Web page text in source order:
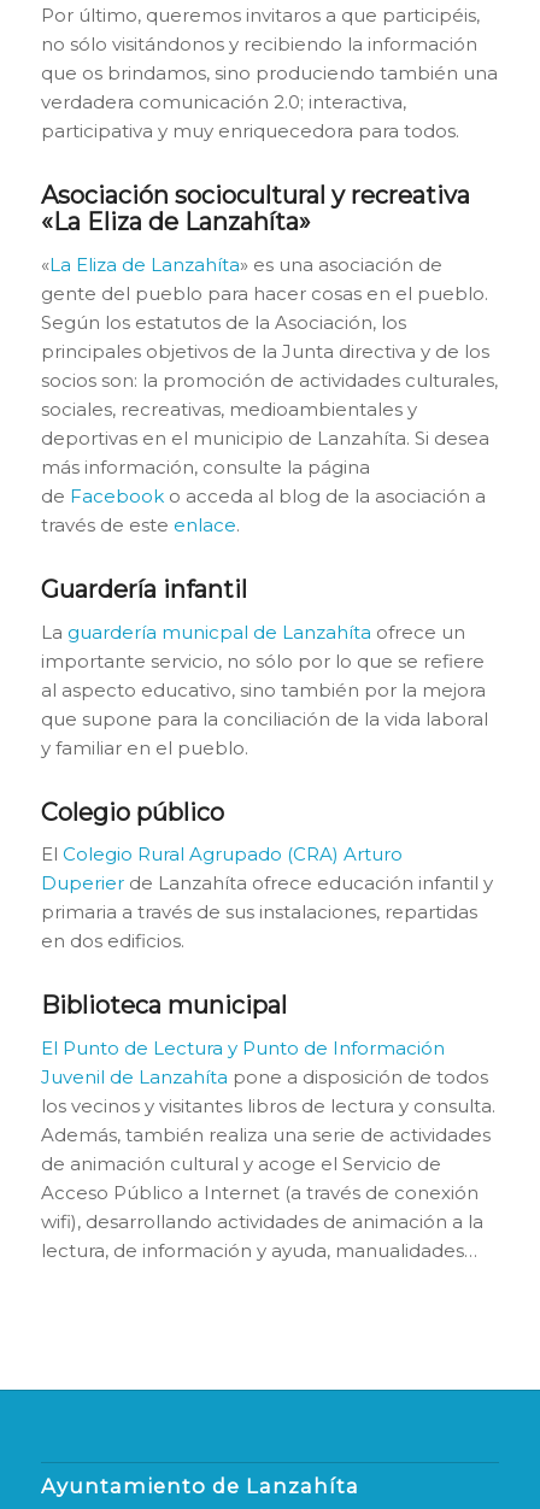
Por último, queremos invitaros a que participéis,
no sólo visitándonos y recibiendo la información
que os brindamos, sino produciendo también una
verdadera comunicación 2.0; interactiva,
participativa y muy enriquecedora para todos.
Asociación sociocultural y recreativa
«La Eliza de Lanzahíta»
«La Eliza de Lanzahíta» es una asociación de
gente del pueblo para hacer cosas en el pueblo.
Según los estatutos de la Asociación, los
principales objetivos de la Junta directiva y de los
socios son: la promoción de actividades culturales,
sociales, recreativas, medioambientales y
deportivas en el municipio de Lanzahíta. Si desea
más información, consulte la página
de Facebooko acceda al blog de la asociación a
través de este enlace.
Guardería infantil
La guardería municpal de Lanzahíta ofrece un
importante servicio, no sólo por lo que se refiere
al aspecto educativo, sino también por la mejora
que supone para la conciliación de la vida laboral
y familiar en el pueblo.
Colegio público
El Colegio Rural Agrupado (CRA) Arturo
Duperierde Lanzahíta ofrece educación infantil y
primaria a través de sus instalaciones, repartidas
en dos edificios.
Biblioteca municipal
El Punto de Lectura y Punto de Información
Juvenil de Lanzahíta pone a disposición de todos
los vecinos y visitantes libros de lectura y consulta.
Además, también realiza una serie de actividades
de animación cultural y acoge el Servicio de
Acceso Público a Internet (a través de conexión
wifi), desarrollando actividades de animación a la
lectura, de información y ayuda, manualidades…
Ayuntamiento de Lanzahíta